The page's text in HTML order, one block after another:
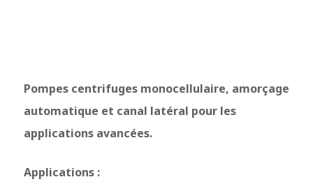
Pompes centrifuges monocellulaire, amorçage
automatique et canal latéral pour les
applications avancées.
Applications :